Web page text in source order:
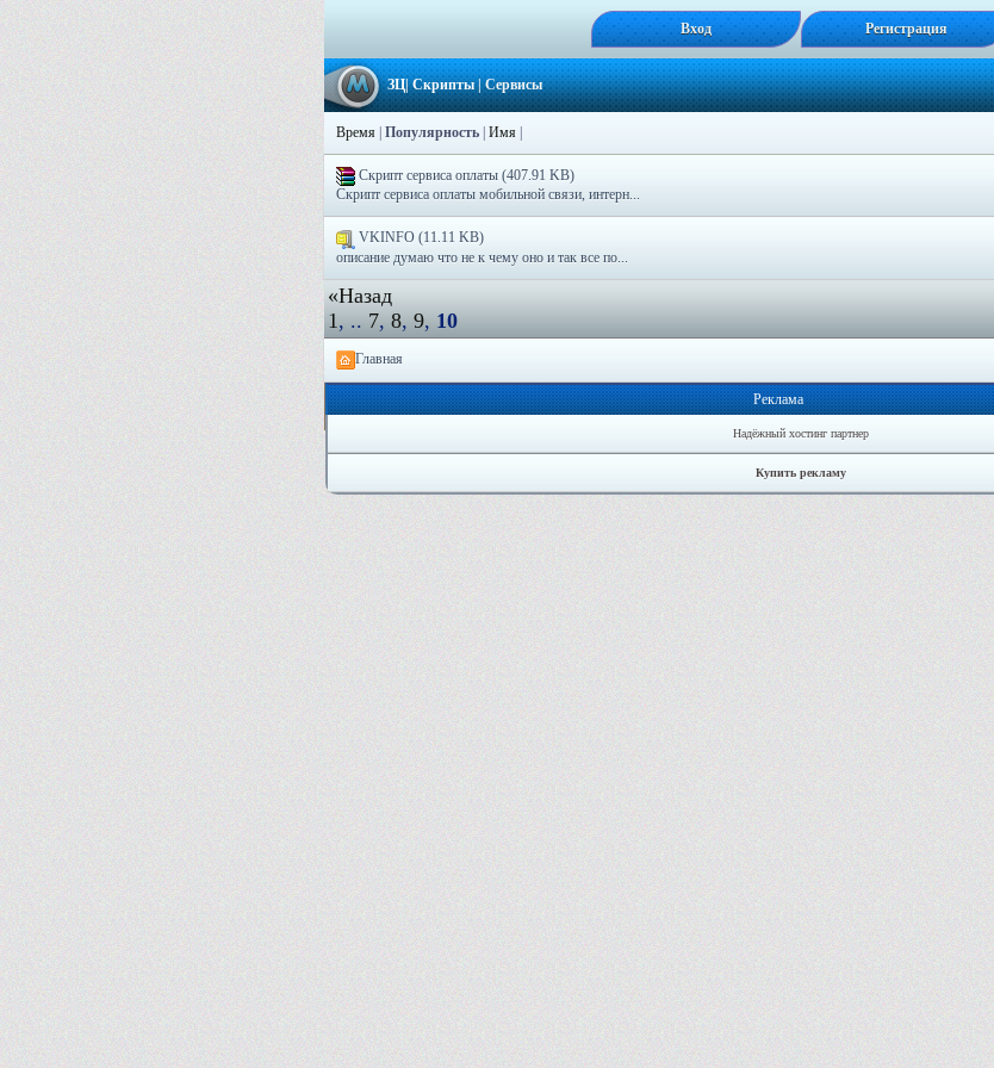
Вход Регистрация
ЗЦ|Скрипты|Сервисы
Время Популярность Имя
Скрипт сервиса оплаты (407.91 KB)
Скрипт сервиса оплаты мобильной связи, интерн...
VKINFO (11.11 KB)
описание думаю что не к чему оно и так все по...
«Назад
1 , .. 7, 8, 9, 10
Главная
Реклама
Надёжный хостинг партнер
Купить рекламу